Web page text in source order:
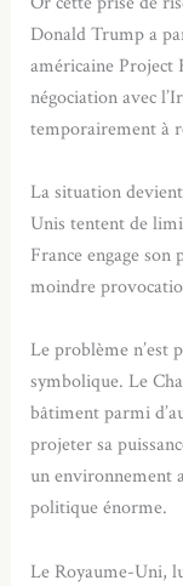
Donald Trump a
américaine Project
négociation avec
temporairement à
La situation
Unis tentent de
France engage
moindre
Le problème n’est
symbolique. Le
bâtiment parmi
projeter sa
un environnement
politique énorme.
Le Royaume-Uni,